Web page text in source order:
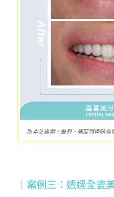
原本牙齒黃、歪斜、底部微微缺
｜案例三：透過全瓷